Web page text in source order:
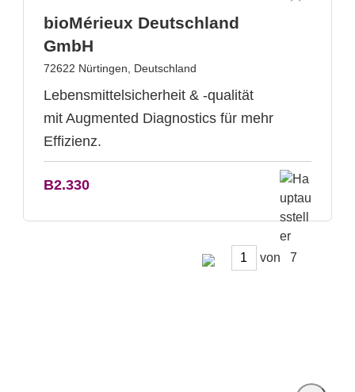
bioMérieux Deutschland
GmbH
72622 Nürtingen, Deutschland
Lebensmittelsicherheit & -qualität
mit Augmented Diagnostics für mehr
Effizienz.
B2.330
von